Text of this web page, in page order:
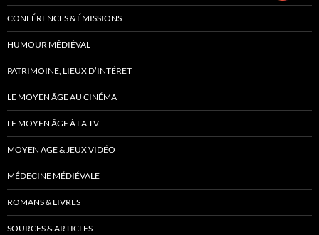
CONFÉRENCES & ÉMISSIONS
HUMOUR MÉDIÉVAL
PATRIMOINE, LIEUX D’INTÉRÊT
LE MOYEN ÂGE AU CINÉMA
LE MOYEN ÂGE À LA TV
MOYEN ÂGE & JEUX VIDÉO
MÉDECINE MÉDIÉVALE
ROMANS & LIVRES
SOURCES & ARTICLES